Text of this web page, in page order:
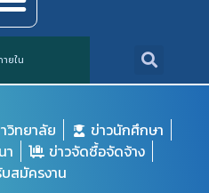
ยใน
วิทยาลัย
ข่าวนักศึกษา
า
ข่าวจัดซื้อจัดจ้าง
บสมัครงาน